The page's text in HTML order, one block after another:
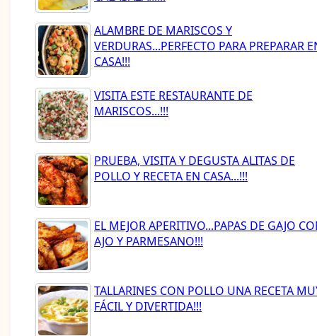
ALAMBRE DE MARISCOS Y
VERDURAS...PERFECTO PARA PREPARAR
CASA!!!
VISITA ESTE RESTAURANTE DE
MARISCOS...!!!
PRUEBA, VISITA Y DEGUSTA ALITAS DE
POLLO Y RECETA EN CASA...!!!
EL MEJOR APERITIVO...PAPAS DE GAJO
AJO Y PARMESANO!!!
TALLARINES CON POLLO UNA RECETA
FÁCIL Y DIVERTIDA!!!